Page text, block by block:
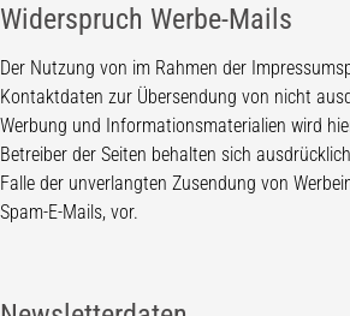
Widerspruch Werbe-Mails
Der Nutzung von im Rahmen der
Kontaktdaten zur Übersendung von nicht
Werbung und Informationsmaterialien wird
Betreiber der Seiten behalten sich
Falle der unverlangten Zusendung von
Spam-E-Mails, vor.